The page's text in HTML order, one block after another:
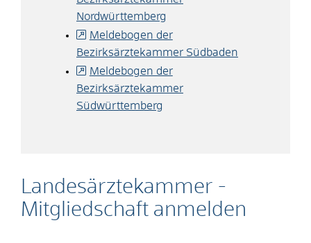
Landesärztekammer -
Mitgliedschaft anmelden
Nordwürttemberg
Meldebogen der
Bezirksärztekammer Südbaden
Meldebogen der
Bezirksärztekammer
Südwürttemberg